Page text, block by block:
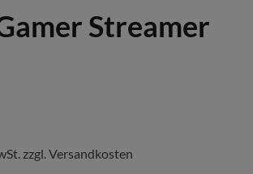
Streamer
zzgl. Versandkosten